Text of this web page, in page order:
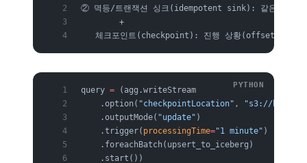
② 멱등/트랜잭션 싱크(idempotent sink): 같은 배치를
        +
체크포인트(checkpoint): 진행 상황(offset, 상태)
query = (agg.writeStream
    .option(
"checkpointLocation" ,
"s3://bucket/
    .outputMode(
"update" )
    .trigger(
processingTime="1 minute" )
    .foreachBatch(upsert_to_iceberg)
    .start())